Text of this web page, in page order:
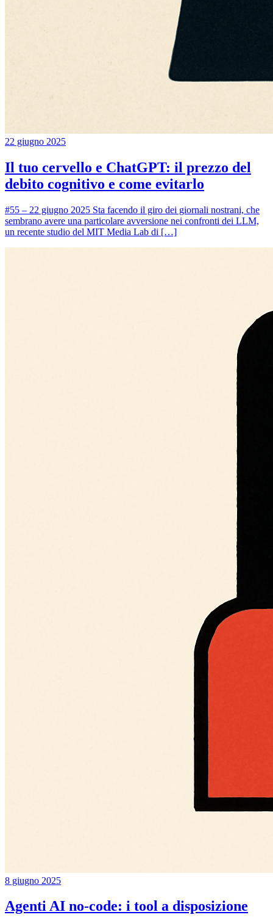
22 giugno 2025
Il tuo cervello e ChatGPT: il prezzo del
debito cognitivo e come evitarlo
#55 – 22 giugno 2025 Sta facendo il giro dei giornali nostrani, che
sembrano avere una particolare avversione nei confronti dei LLM,
un recente studio del MIT Media Lab di […]
8 giugno 2025
Agenti AI no-code: i tool a disposizione